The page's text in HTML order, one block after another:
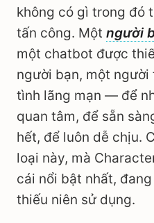
không có gì trong đó
tấn công. Một người
một chatbot được
người bạn, một
tình lãng mạn — để
quan tâm, để sẵn
hết, để luôn dễ chịu.
loại này, mà
cái nổi bật nhất,
thiếu niên sử dụng.